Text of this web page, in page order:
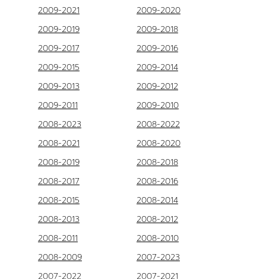
2009-2021
2009-2020
2009-2019
2009-2018
2009-2017
2009-2016
2009-2015
2009-2014
2009-2013
2009-2012
2009-2011
2009-2010
2008-2023
2008-2022
2008-2021
2008-2020
2008-2019
2008-2018
2008-2017
2008-2016
2008-2015
2008-2014
2008-2013
2008-2012
2008-2011
2008-2010
2008-2009
2007-2023
2007-2022
2007-2021